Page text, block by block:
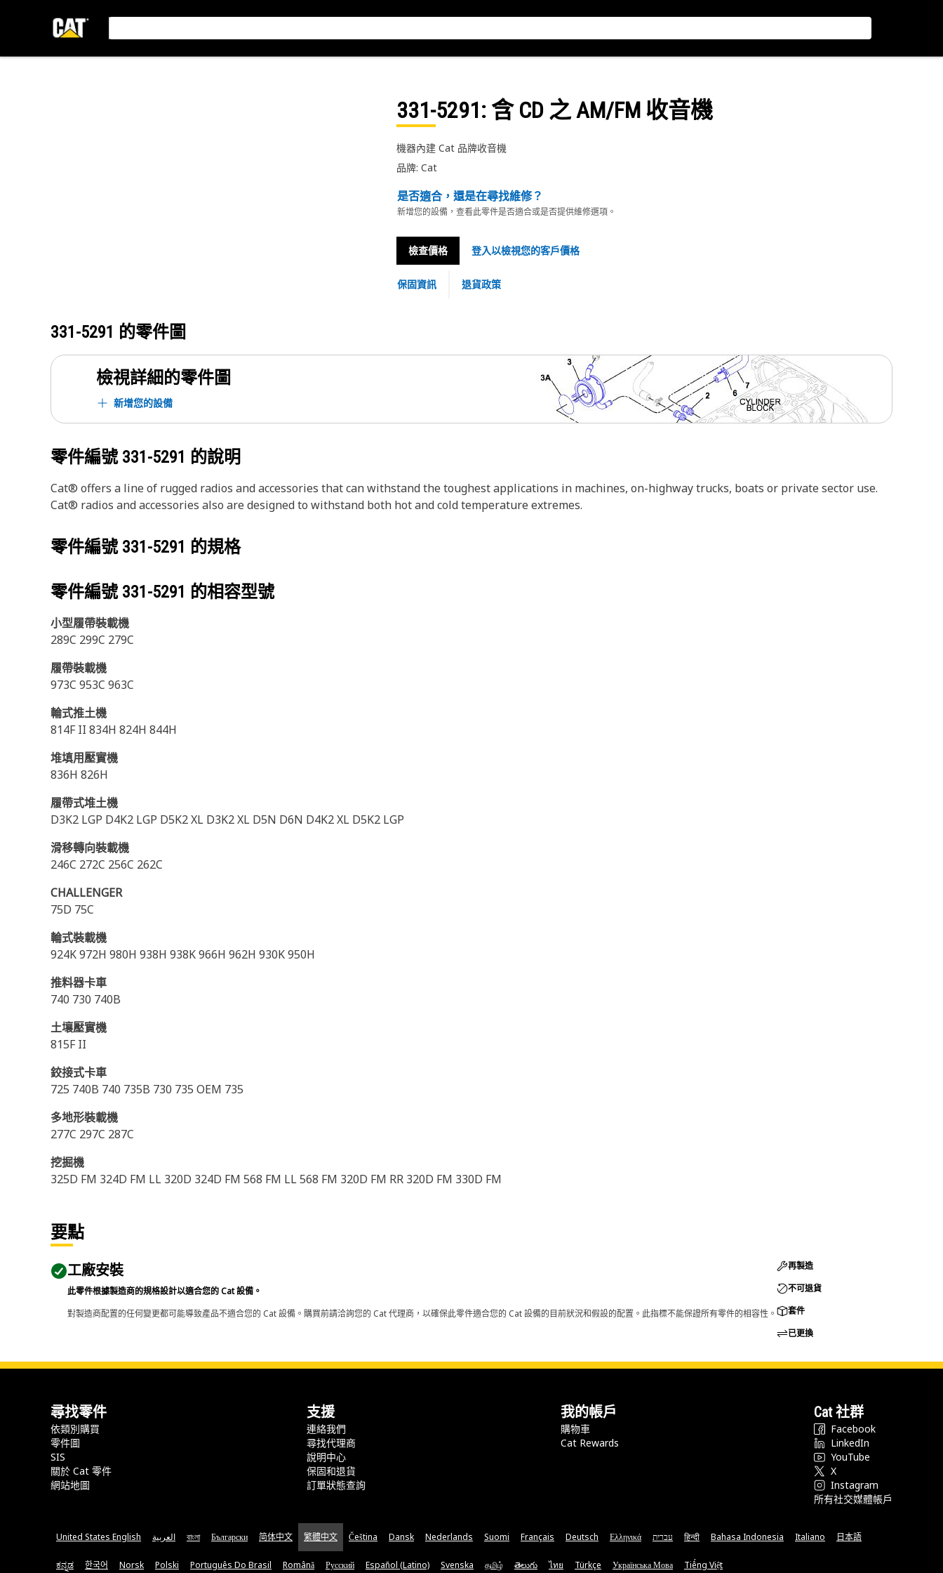
331-5291: 含 CD 之 AM/FM 收音機
機器內建 Cat 品牌收音機
品牌: Cat
是否適合，還是在尋找維修？
新增您的設備，查看此零件是否適合或是否提供維修選項。
檢查價格 登入以檢視您的客戶價格
保固資訊 退貨政策
331-5291 的零件圖
檢視詳細的零件圖
新增您的設備
零件編號 331-5291 的說明
Cat® offers a line of rugged radios and accessories that can withstand the toughest applications in machines, on-highway trucks, boats or private sector use.
Cat® radios and accessories also are designed to withstand both hot and cold temperature extremes.
零件編號 331-5291 的規格
零件編號 331-5291 的相容型號
小型履帶裝載機
289C 299C 279C
履帶裝載機
973C 953C 963C
輪式推土機
814F II 834H 824H 844H
堆填用壓實機
836H 826H
履帶式堆土機
D3K2 LGP D4K2 LGP D5K2 XL D3K2 XL D5N D6N D4K2 XL D5K2 LGP
滑移轉向裝載機
246C 272C 256C 262C
CHALLENGER
75D 75C
輪式裝載機
924K 972H 980H 938H 938K 966H 962H 930K 950H
推料器卡車
740 730 740B
土壤壓實機
815F II
鉸接式卡車
725 740B 740 735B 730 735 OEM 735
多地形裝載機
277C 297C 287C
挖掘機
325D FM 324D FM LL 320D 324D FM 568 FM LL 568 FM 320D FM RR 320D FM 330D FM
要點
工廠安裝
此零件根據製造商的規格設計以適合您的 Cat 設備。
對製造商配置的任何變更都可能導致產品不適合您的 Cat 設備。購買前請洽詢您的 Cat 代理商，以確保此零件適合您的 Cat 設備的目前狀況和假設的配置。此指標不能保證所有零件的相容性。
再製造
不可退貨
套件
已更換
尋找零件
依類別購買
零件圖
SIS
關於 Cat 零件
網站地圖
支援
連絡我們
尋找代理商
說明中心
保固和退貨
訂單狀態查詢
我的帳戶
購物車
Cat Rewards
Cat 社群
Facebook
LinkedIn
YouTube
X
Instagram
所有社交媒體帳戶
United States English العربية বাংলা Български 简体中文 繁體中文 Čeština Dansk Nederlands Suomi Français Deutsch Ελληνικά עברית हिन्दी Bahasa Indonesia Italiano 日本語
ಕನ್ನಡ 한국어 Norsk Polski Português Do Brasil Română Русский Español (Latino) Svenska தமிழ் తెలుగు ไทย Türkçe Українська Мова Tiếng Việt